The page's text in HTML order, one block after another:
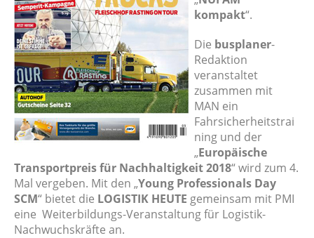
kompakt“.
Die busplaner-
Redaktion
veranstaltet
zusammen mit
MAN ein
Fahrsicherheitstrai
ning und der
„Europäische
Transportpreis für Nachhaltigkeit 2018“ wird zum 4.
Mal vergeben. Mit den „Young Professionals Day
SCM“ bietet die LOGISTIK HEUTE gemeinsam mit PMI
eine Weiterbildungs-Veranstaltung für Logistik-
Nachwuchskräfte an.